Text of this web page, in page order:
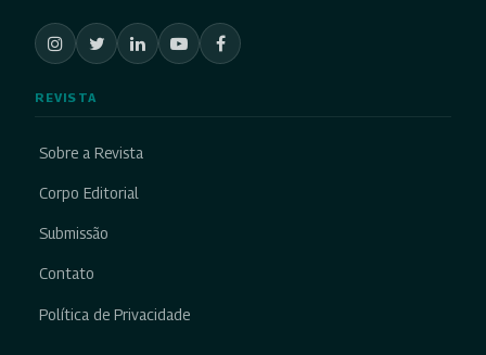
REVISTA
Sobre a Revista
Corpo Editorial
Submissão
Contato
Política de Privacidade